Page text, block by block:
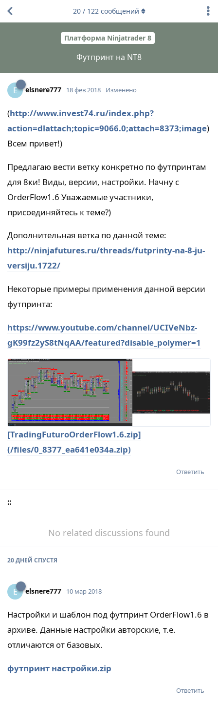
Платформа Ninjatrader 8
Футпринт на NT8
20/ 122сообщений
E elsnere777 18 фев 2018 Изменено
(http://www.invest74.ru/index.php?
action=dlattach;topic=9066.0;attach=8373;image)
Всем привет!)
Предлагаю вести ветку конкретно по футпринтам
для 8ки! Виды, версии, настройки. Начну с
OrderFlow1.6 Уважаемые участники,
присоединяйтесь к теме?)
Дополнительная ветка по данной теме:
http://ninjafutures.ru/threads/futprinty-na-8-ju-
versiju.1722/
Некоторые примеры применения данной версии
футпринта:
https://www.youtube.com/channel/UCIVeNbz-
gK99fz2yS8tNqAA/featured?disable_polymer=1
[TradingFuturoOrderFlow1.6.zip]
(/files/0_8377_ea641e034a.zip)
Ответить
::
No related discussions found
20 ДНЕЙ СПУСТЯ
E elsnere777 10 мар 2018
Настройки и шаблон под футпринт OrderFlow1.6 в
архиве. Данные настройки авторские, т.е.
отличаются от базовых.
футпринт настройки.zip
Ответить